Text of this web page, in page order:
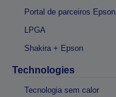
Portal de parceiros Epson
LPGA
Shakira + Epson
Technologies
Tecnologia sem calor